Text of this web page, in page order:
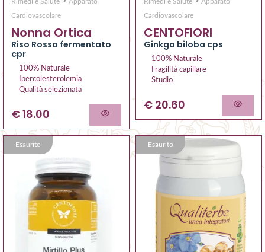
Cardiovascolare
Nonna Ortica
Riso Rosso fermentato
cpr
100% Naturale
Ipercolesterolemia
Qualità selezionata
€ 18.00
Cardiovascolare
CENTOFIORI
Ginkgo biloba cps
100% Naturale
Fragilità capillare
Studio
€ 20.60
Esaurito Esaurito